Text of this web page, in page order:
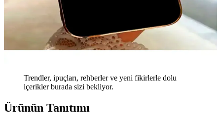
Trendler, ipuçları, rehberler ve yeni fikirlerle dolu
içerikler burada sizi bekliyor.
Ürünün Tanıtımı